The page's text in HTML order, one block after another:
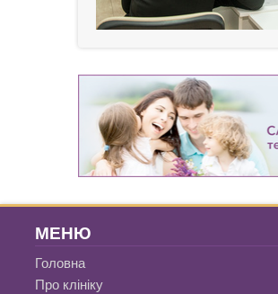
МЕНЮ
Головна
Про клініку